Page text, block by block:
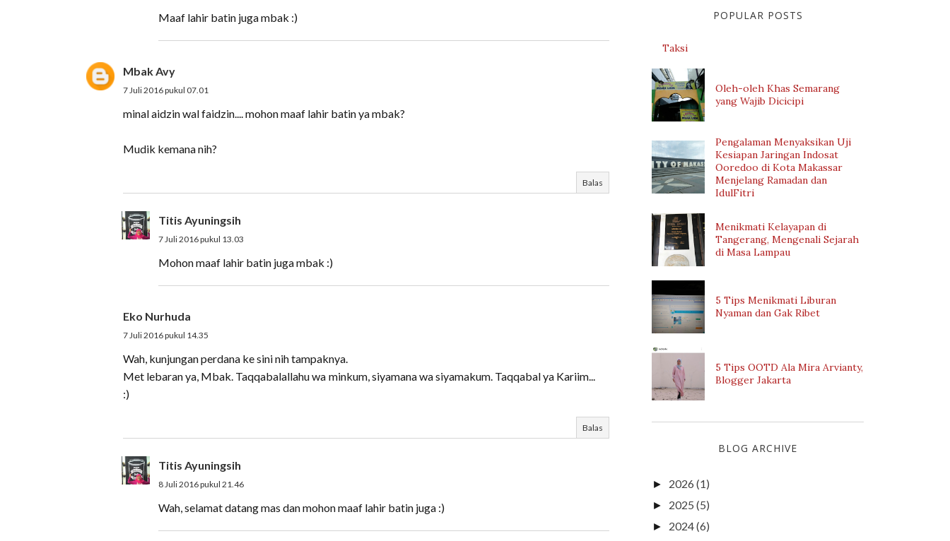
Maaf lahir batin juga mbak :)
Mbak Avy
7 Juli 2016 pukul 07.01
minal aidzin wal faidzin.... mohon maaf lahir batin ya mbak?
Mudik kemana nih?
Balas
Titis Ayuningsih
7 Juli 2016 pukul 13.03
Mohon maaf lahir batin juga mbak :)
Eko Nurhuda
7 Juli 2016 pukul 14.35
Wah, kunjungan perdana ke sini nih tampaknya.
Met lebaran ya, Mbak. Taqqabalallahu wa minkum, siyamana wa siyamakum. Taqqabal ya Kariim...
:)
Balas
Titis Ayuningsih
8 Juli 2016 pukul 21.46
Wah, selamat datang mas dan mohon maaf lahir batin juga :)
POPULAR POSTS
Taksi
Oleh-oleh Khas Semarang
yang Wajib Dicicipi
Pengalaman Menyaksikan Uji
Kesiapan Jaringan Indosat
Ooredoo di Kota Makassar
Menjelang Ramadan dan
IdulFitri
Menikmati Kelayapan di
Tangerang, Mengenali Sejarah
di Masa Lampau
5 Tips Menikmati Liburan
Nyaman dan Gak Ribet
5 Tips OOTD Ala Mira Arvianty,
Blogger Jakarta
BLOG ARCHIVE
► 2026 (1)
► 2025 (5)
► 2024(6)